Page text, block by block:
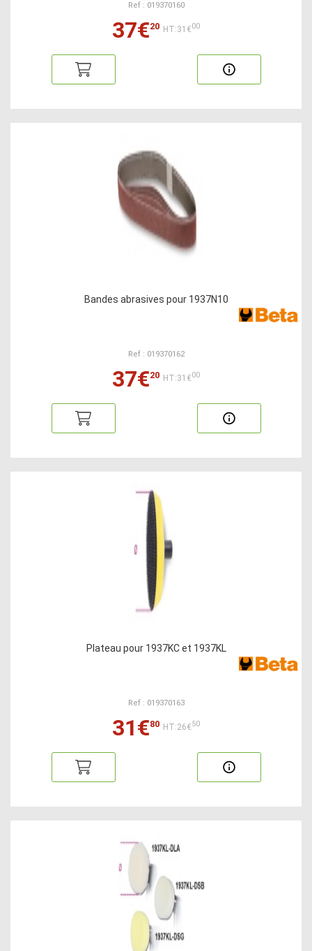
Ref : 019370160
37€20 HT:31€00
Bandes abrasives pour 1937N10
Ref : 019370162
37€20 HT:31€00
Plateau pour 1937KC et 1937KL
Ref : 019370163
31€80 HT:26€50